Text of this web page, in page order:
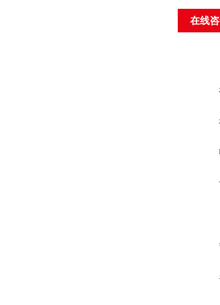
在线